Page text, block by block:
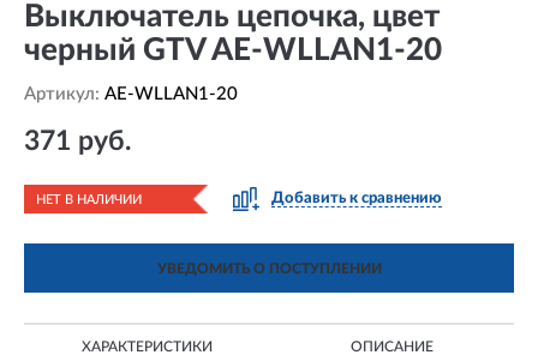
Выключатель цепочка, цвет
черный GTV AE-WLLAN1-20
Артикул: AE-WLLAN1-20
371 руб.
НЕТ В НАЛИЧИИ Добавить к сравнению
УВЕДОМИТЬ О ПОСТУПЛЕНИИ
ХАРАКТЕРИСТИКИ ОПИСАНИЕ